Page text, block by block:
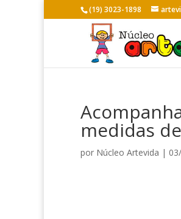
(19) 3023-1898
medidas
por Núcleo Artevida |